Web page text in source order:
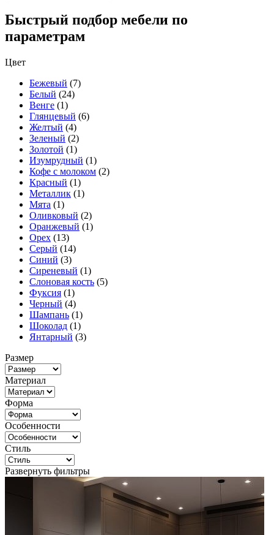
Быстрый подбор мебели по
параметрам
Цвет
Бежевый (7)
Белый (24)
Венге (1)
Глянцевый (6)
Желтый (4)
Зеленый (2)
Золотой (1)
Изумрудный (1)
Кофе с молоком (2)
Красный (1)
Металлик (1)
Мята (1)
Оливковый (2)
Оранжевый (1)
Орех (13)
Серый (14)
Синий (3)
Сиреневый (1)
Слоновая кость (5)
Фуксия (1)
Черный (4)
Шампань (1)
Шоколад (1)
Янтарный (3)
Размер
Материал
Форма
Особенности
Стиль
Развернуть фильтры